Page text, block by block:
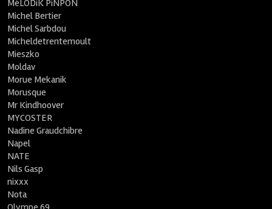
MéLODiK PiNPON
Michel Bertier
Michel Sarbdou
Micheldetrentemoult
Mieszko
Moldav
Morue Mekanik
Morusque
Mr Kindhoover
MYCOSTER
Nadine Graudchibre
Napel
NATE
Nils Gasp
nixxx
Nota